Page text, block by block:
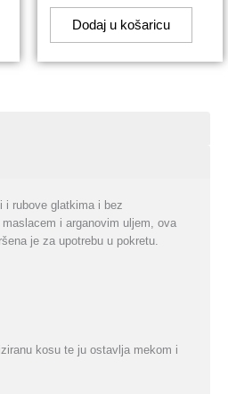
i rubove glatkima i bez
i arganovim uljem, ova
je za upotrebu u pokretu.
kosu te ju ostavlja mekom i
Dodaj u košaricu